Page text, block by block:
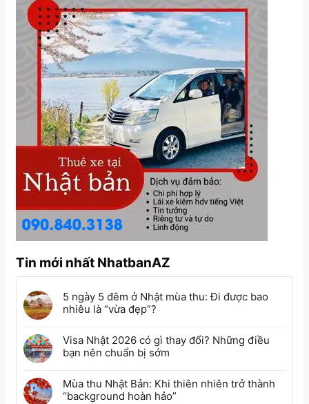
Tin mới nhất NhatbanAZ
5 ngày 5 đêm ở Nhật mùa thu: Đi được bao
nhiêu là “vừa đẹp”?
Visa Nhật 2026 có gì thay đổi? Những điều
bạn nên chuẩn bị sớm
Mùa thu Nhật Bản: Khi thiên nhiên trở thành
“background hoàn hảo”